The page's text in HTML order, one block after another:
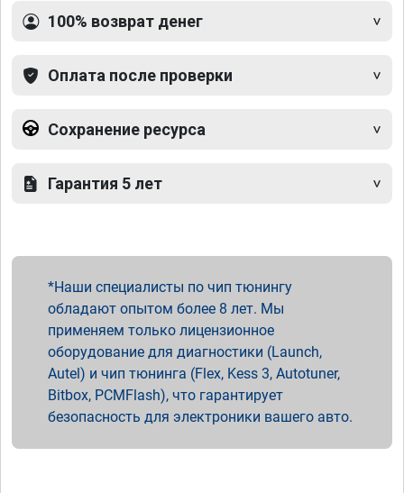
100% возврат денег
Оплата после проверки
Сохранение ресурса
Гарантия 5 лет
Наши специалисты по чип тюнингу
обладают опытом более 8 лет. Мы
применяем только лицензионное
оборудование для диагностики (Launch,
Autel) и чип тюнинга (Flex, Kess 3, Autotuner,
Bitbox, PCMFlash), что гарантирует
безопасность для электроники вашего авто.